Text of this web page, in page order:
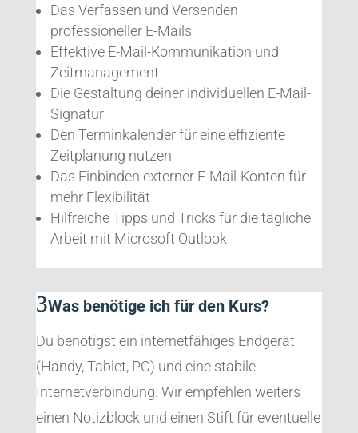
Das Verfassen und Versenden
professioneller E-Mails
Effektive E-Mail-Kommunikation und
Zeitmanagement
Die Gestaltung deiner individuellen E-Mail-
Signatur
Den Terminkalender für eine effiziente
Zeitplanung nutzen
Das Einbinden externer E-Mail-Konten für
mehr Flexibilität
Hilfreiche Tipps und Tricks für die tägliche
Arbeit mit Microsoft Outlook
Was benötige ich für den Kurs?
Du benötigst ein internetfähiges Endgerät
(Handy, Tablet, PC) und eine stabile
Internetverbindung. Wir empfehlen weiters
einen Notizblock und einen Stift für eventuelle